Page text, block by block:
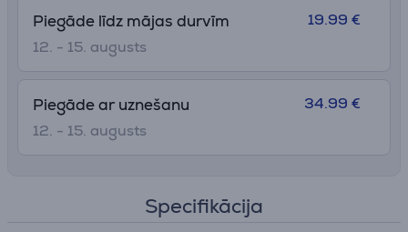
Piegāde līdz mājas durvīm
12. - 15. augusts
19.99 €
Piegāde ar uznešanu
12. - 15. augusts
34.99 €
Specifikācija